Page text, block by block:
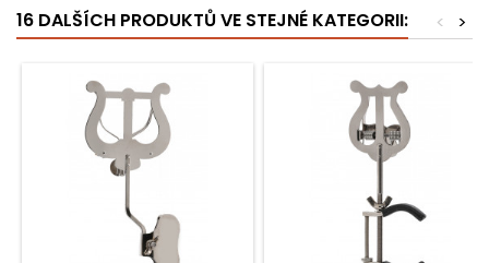
16 DALŠÍCH PRODUKTŮ VE STEJNÉ KATEGORII: >
<